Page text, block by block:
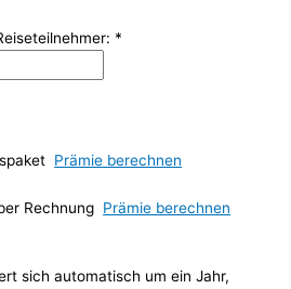
*
Prämie berechnen
Rechnung Prämie berechnen
sich automatisch um ein Jahr,